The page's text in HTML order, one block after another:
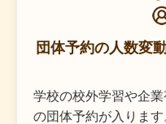
団体予約の人数変
学校の校外学習や企
の団体予約が入りま